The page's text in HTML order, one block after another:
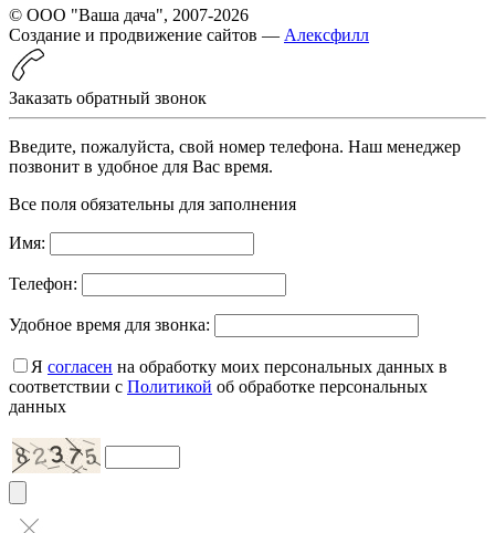
© ООО "Ваша дача", 2007-2026
Создание и продвижение сайтов — Алексфилл
Заказать обратный звонок
Введите, пожалуйста, свой номер телефона. Наш менеджер
позвонит в удобное для Вас время.
Все поля обязательны для заполнения
Имя:
Телефон:
Удобное время для звонка:
Я согласен на обработку моих персональных данных в
соответствии с Политикой об обработке персональных
данных